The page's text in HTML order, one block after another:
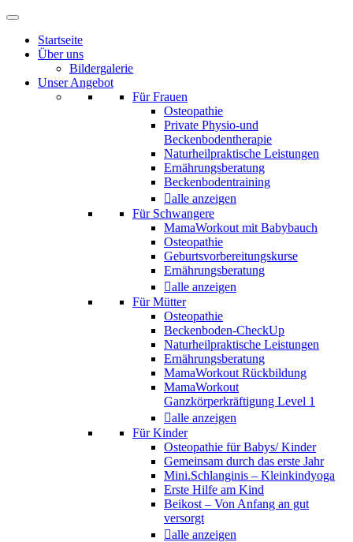
Startseite
Über uns
Bildergalerie
Unser Angebot
Für Frauen
Osteopathie
Private Physio-und
Beckenbodentherapie
Naturheilpraktische Leistungen
Ernährungsberatung
Beckenbodentraining
alle anzeigen
Für Schwangere
MamaWorkout mit Babybauch
Osteopathie
Geburtsvorbereitungskurse
Ernährungsberatung
alle anzeigen
Für Mütter
Osteopathie
Beckenboden-CheckUp
Naturheilpraktische Leistungen
Ernährungsberatung
MamaWorkout Rückbildung
MamaWorkout
Ganzkörperkräftigung Level 1
alle anzeigen
Für Kinder
Osteopathie für Babys/ Kinder
Gemeinsam durch das erste Jahr
Mini.Schlanginis – Kleinkindyoga
Erste Hilfe am Kind
Beikost – Von Anfang an gut
versorgt
alle anzeigen